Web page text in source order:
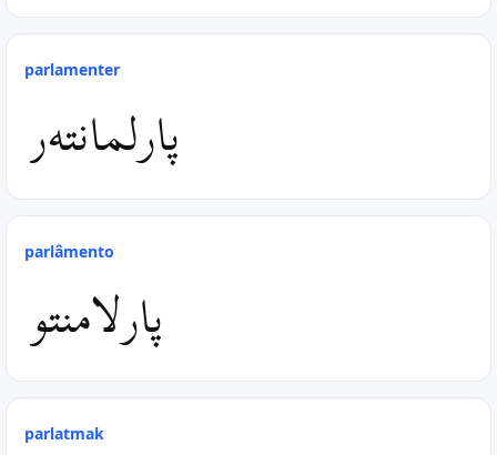
parlamenter
پارلمانته‌ر
parlâmento
پارلامنتو
parlatmak